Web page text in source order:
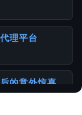
理平台
的意外惊喜